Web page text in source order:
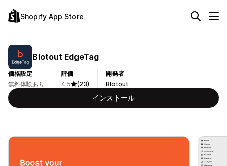
Shopify App Store
Blotout EdgeTag
価格設定
無料体験あり
評価
4.5
(23)
開発者
Blotout
インストール